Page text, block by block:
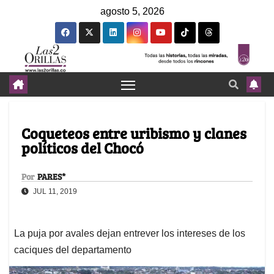
agosto 5, 2026
Coqueteos entre uribismo y clanes
políticos del Chocó
Por PARES*
JUL 11, 2019
La puja por avales dejan entrever los intereses de los
caciques del departamento